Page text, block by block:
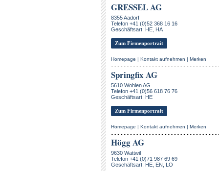
GRESSEL AG
8355 Aadorf
Telefon +41 (0)52 368 16 16
Geschäftsart: HE, HA
Zum Firmenportrait
Homepage | Kontakt aufnehmen | Merken
Springfix AG
5610 Wohlen AG
Telefon +41 (0)56 618 76 76
Geschäftsart: HE
Zum Firmenportrait
Homepage | Kontakt aufnehmen | Merken
Högg AG
9630 Wattwil
Telefon +41 (0)71 987 69 69
Geschäftsart: HE, EN, LO